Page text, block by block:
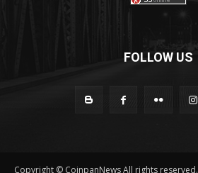
FOLLOW US
Copyright © CoinpanNews All rights reserved.